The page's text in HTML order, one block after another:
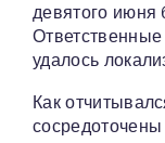
девятого июня
удалось
Как